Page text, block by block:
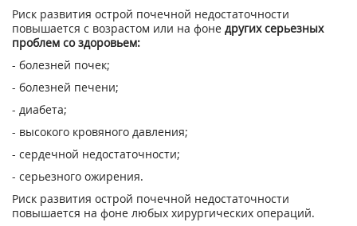
Риск развития острой почечной недостаточности
повышается с возрастом или на фоне других серьезных
проблем со здоровьем:
- болезней почек;
- болезней печени;
- диабета;
- высокого кровяного давления;
- сердечной недостаточности;
- серьезного ожирения.
Риск развития острой почечной недостаточности
повышается на фоне любых хирургических операций.